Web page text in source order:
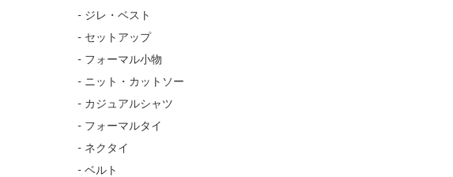
- ジレ・ベスト
- セットアップ
- フォーマル小物
- ニット・カットソー
- カジュアルシャツ
- フォーマルタイ
- ネクタイ
- ベルト